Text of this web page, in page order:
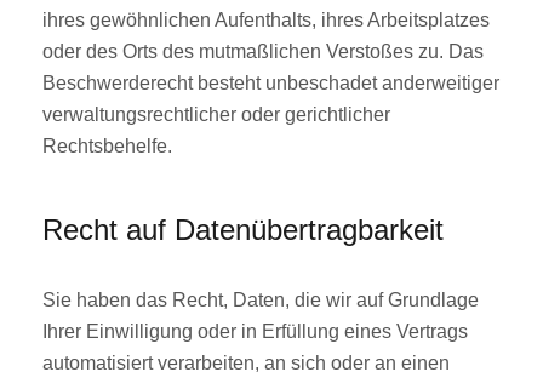
ihres gewöhnlichen Aufenthalts, ihres Arbeitsplatzes
oder des Orts des mutmaßlichen Verstoßes zu. Das
Beschwerderecht besteht unbeschadet anderweitiger
verwaltungsrechtlicher oder gerichtlicher
Rechtsbehelfe.
Recht auf Daten­übertrag­barkeit
Sie haben das Recht, Daten, die wir auf Grundlage
Ihrer Einwilligung oder in Erfüllung eines Vertrags
automatisiert verarbeiten, an sich oder an einen